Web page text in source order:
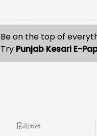
Be on the top of